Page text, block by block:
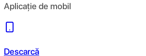
Aplicație de mobil
Descarcă